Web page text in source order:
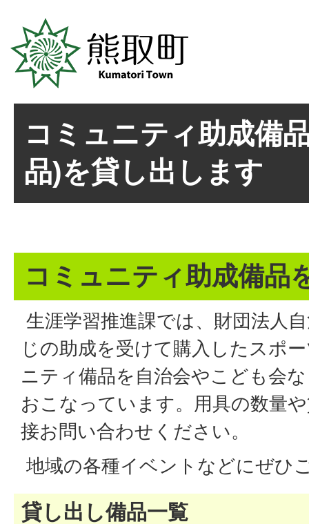
コミュニティ助成備
品)を貸し出します
コミュニティ助成備品
生涯学習推進課では、財団法人
じの助成を受けて購入したスポ
ニティ備品を自治会やこども会
おこなっています。用具の数量
接お問い合わせください。
地域の各種イベントなどにぜひ
貸し出し備品一覧